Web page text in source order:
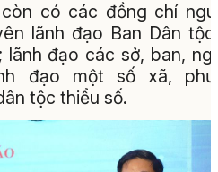
có các đồng chí
lãnh đạo Ban Dân
đạo các sở, ban,
đạo một số xã,
tộc thiểu số.